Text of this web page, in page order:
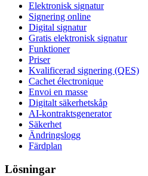
Elektronisk signatur
Signering online
Digital signatur
Gratis elektronisk signatur
Funktioner
Priser
Kvalificerad signering (QES)
Cachet électronique
Envoi en masse
Digitalt säkerhetskåp
AI-kontraktsgenerator
Säkerhet
Ändringslogg
Färdplan
Lösningar